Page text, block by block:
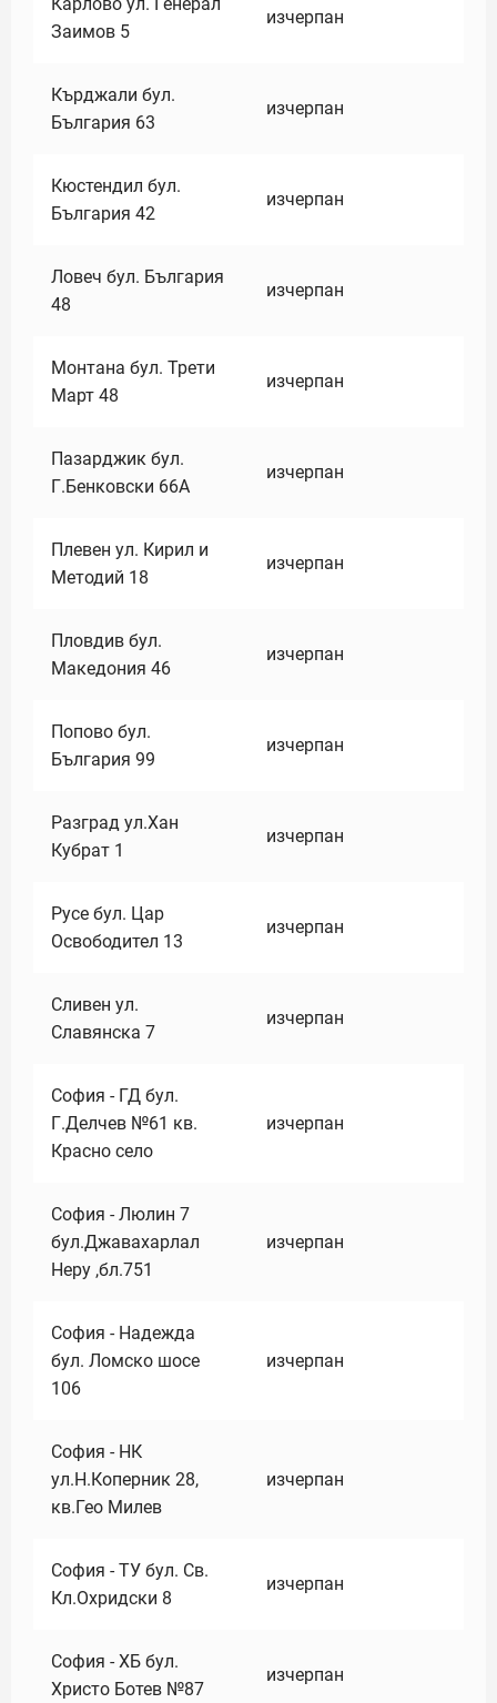
Заимов 5
изчерпан
Кърджали бул.
България 63
изчерпан
Кюстендил бул.
България 42
изчерпан
Ловеч бул. България
48
изчерпан
Монтана бул. Трети
Март 48
изчерпан
Пазарджик бул.
Г.Бенковски 66А
изчерпан
Плевен ул. Кирил и
Методий 18
изчерпан
Пловдив бул.
Македония 46
изчерпан
Попово бул.
България 99
изчерпан
Разград ул.Хан
Кубрат 1
изчерпан
Русе бул. Цар
Освободител 13
изчерпан
Сливен ул.
Славянска 7
изчерпан
София - ГД бул.
Г.Делчев №61 кв.
Красно село
изчерпан
София - Люлин 7
бул.Джавахарлал
Неру ,бл.751
изчерпан
София - Надежда
бул. Ломско шосе
106
изчерпан
София - НК
ул.Н.Коперник 28,
кв.Гео Милев
изчерпан
София - ТУ бул. Св.
Кл.Охридски 8
изчерпан
София - ХБ бул.
Христо Ботев №87
изчерпан